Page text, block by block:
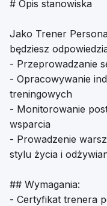
# Opis stanowiska
Jako Trener
będziesz
- Przeprowadzanie
- Opracowywanie
treningowych
- Monitorowanie
wsparcia
- Prowadzenie
stylu życia i
## Wymagania:
- Certyfikat trenera